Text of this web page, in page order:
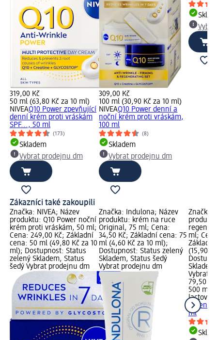
319,00 Kč
50 ml (63,80 Kč za 10 ml)
NIVEAQ10 Power zpevňující
denní krém proti vráskám
SPF..., 50 ml
(173)
Skladem
Vybrat prodejnu dm
309,00 Kč
100 ml (30,90 Kč za 10 ml)
NIVEAQ10 Power denní a
noční krém proti vráskám,
100 ml
(8)
Skladem
Vybrat prodejnu dm
Zákazníci také zakoupili
Značka: NIVEA; Název
produktu: Q10 Power noční
krém proti vráskám, 50 ml;
Cena: 249,00 Kč; Základní
cena: 50 ml (49,80 Kč za 10
ml); Dostupnost: Status
zelený Skladem, Status
šedý Vybrat prodejnu dm
Značka: Indulona; Název
produktu: krém na ruce
Original, 75 ml; Cena:
34,50 Kč; Základní cena: 75
ml (4,60 Kč za 10 ml);
Dostupnost: Status zelený
Skladem, Status šedý
Vybrat prodejnu dm
Značka:
ml;
(15,90
Vybrat
79,50 Kč
500 ml
lactovit
ml